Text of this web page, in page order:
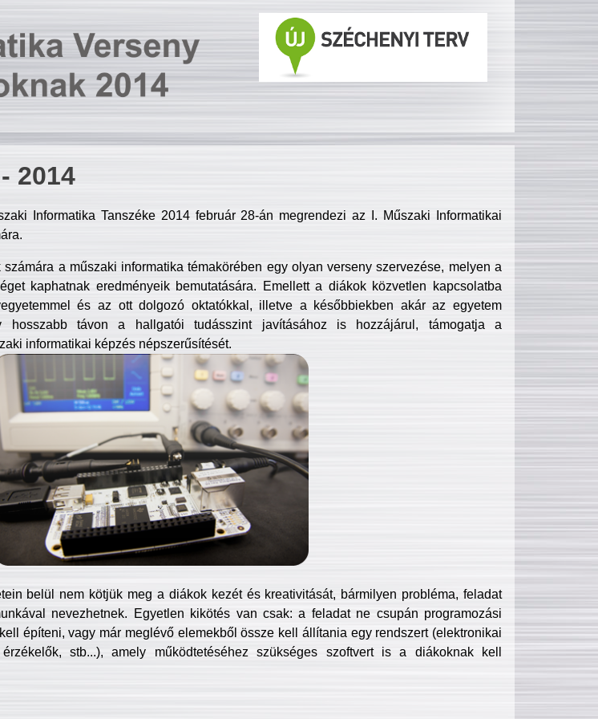
2014
Informatika Tanszéke 2014 február 28-án megrendezi az I. Műszaki Informatikai
számára a műszaki informatika témakörében egy olyan verseny szervezése, melyen a
kaphatnak eredményeik bemutatására. Emellett a diákok közvetlen kapcsolatba
és az ott dolgozó oktatókkal, illetve a későbbiekben akár az egyetem
hosszabb távon a hallgatói tudásszint javításához is hozzájárul, támogatja a
informatikai képzés népszerűsítését.
belül nem kötjük meg a diákok kezét és kreativitását, bármilyen probléma, feladat
nevezhetnek. Egyetlen kikötés van csak: a feladat ne csupán programozási
építeni, vagy már meglévő elemekből össze kell állítania egy rendszert (elektronikai
stb...), amely működtetéséhez szükséges szoftvert is a diákoknak kell